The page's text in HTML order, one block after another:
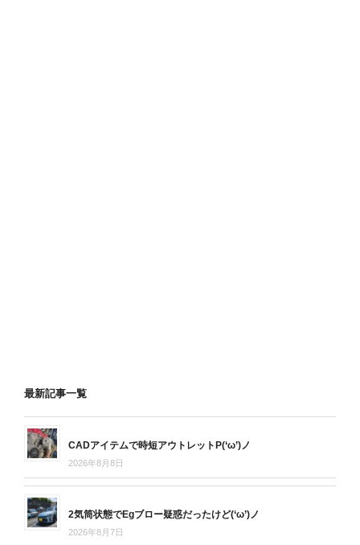
最新記事一覧
CADアイテムで時短アウトレットP(‘ω’)ノ
2026年8月8日
2気筒状態でEgブロー疑惑だったけど(‘ω’)ノ
2026年8月7日